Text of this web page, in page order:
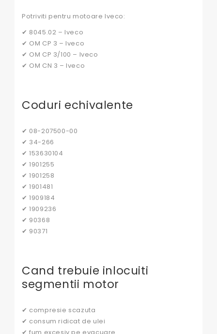
Potriviti pentru motoare Iveco:
✔ 8045.02 – Iveco
✔ OM CP 3 – Iveco
✔ OM CP 3/100 – Iveco
✔ OM CN 3 – Iveco
Coduri echivalente
✔ 08-207500-00
✔ 34-266
✔ 153630104
✔ 1901255
✔ 1901258
✔ 1901481
✔ 1909184
✔ 1909236
✔ 90368
✔ 90371
Cand trebuie inlocuiti
segmentii motor
✔ compresie scazuta
✔ consum ridicat de ulei